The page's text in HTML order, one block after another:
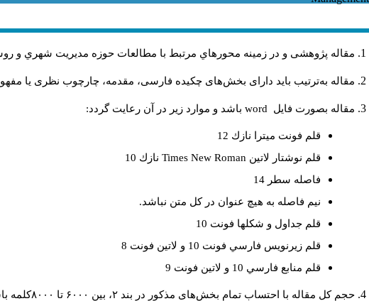
مقاله پژوهشی و در زمینه محورهاي مرتبط با مطالعات حوزه مديريت شهري و
مقاله به‌ترتیب باید دارای بخش‌های چکیده فارسی، مقدمه، چارچوب نظری یا
مقاله بصورت فايل word باشد و موارد زير در آن رعايت گردد:
قلم فونت ميترا نازك 12
قلم نوشتار لاتين Times New Roman نازك 10
فاصله سطر 14
نيم فاصله به هيچ عنوان در كل متن نباشد.
قلم جداول و شكلها فونت 10
قلم زيرنويس فارسي فونت 10 و لاتين فونت 8
قلم منابع فارسي 10 و لاتين فونت 9
حجم کل مقاله با احتساب تمام بخش‌های مذکور در بند ۲، بین ۶۰۰۰ تا ۸۰۰۰کلمه باشد.